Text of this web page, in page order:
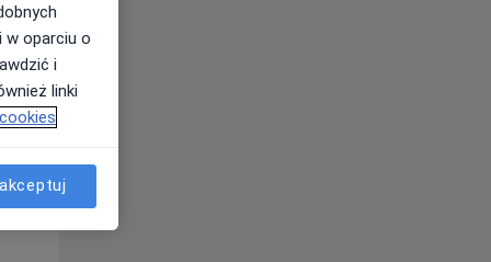
Wt,
w oparciu o
i
linki